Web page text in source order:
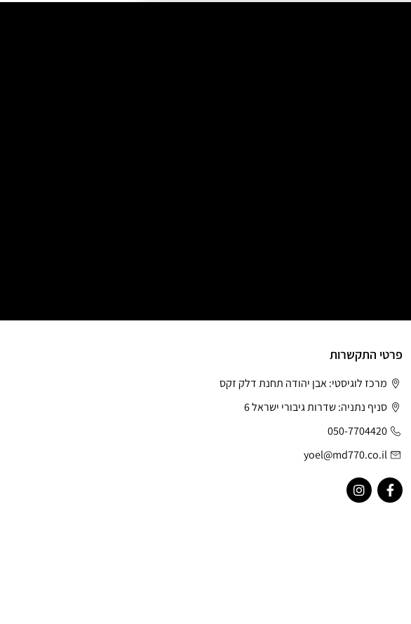
פרטי התקשרות
מרכז לוגיסטי: אבן יהודה תחנת דלק זקס
סניף נתניה: שדרות גיבורי ישראל 6
050-7704420
yoel@md770.co.il